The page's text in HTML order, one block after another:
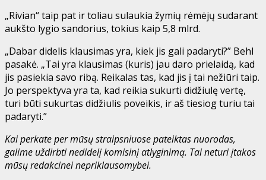
„Rivian“ taip pat ir toliau sulaukia žymių rėmėjų sudarant
aukšto lygio sandorius, tokius kaip 5,8 mlrd.
„Dabar didelis klausimas yra, kiek jis gali padaryti?” Behl
pasakė. „Tai yra klausimas (kuris) jau daro prielaidą, kad
jis pasiekia savo ribą. Reikalas tas, kad jis į tai nežiūri taip.
Jo perspektyva yra ta, kad reikia sukurti didžiulę vertę,
turi būti sukurtas didžiulis poveikis, ir aš tiesiog turiu tai
padaryti.”
Kai perkate per mūsų straipsniuose pateiktas nuorodas,
galime uždirbti nedidelį komisinį atlyginimą. Tai neturi įtakos
mūsų redakcinei nepriklausomybei.